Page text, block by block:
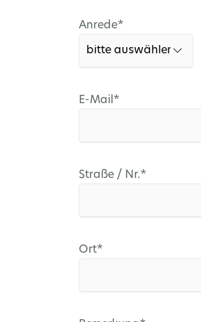
Pflichtfeld
Anrede*
Pflichtfeld
E-Mail*
Pflichtfeld
Straße / Nr.*
Pflichtfeld
Ort*